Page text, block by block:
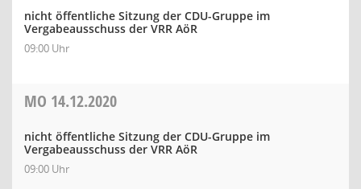
nicht öffentliche Sitzung der CDU-Gruppe im
Vergabeausschuss der VRR AöR
09:00 Uhr
MO 14.12.2020
nicht öffentliche Sitzung der CDU-Gruppe im
Vergabeausschuss der VRR AöR
09:00 Uhr